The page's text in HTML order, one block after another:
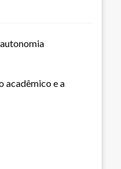
acadêmico e a